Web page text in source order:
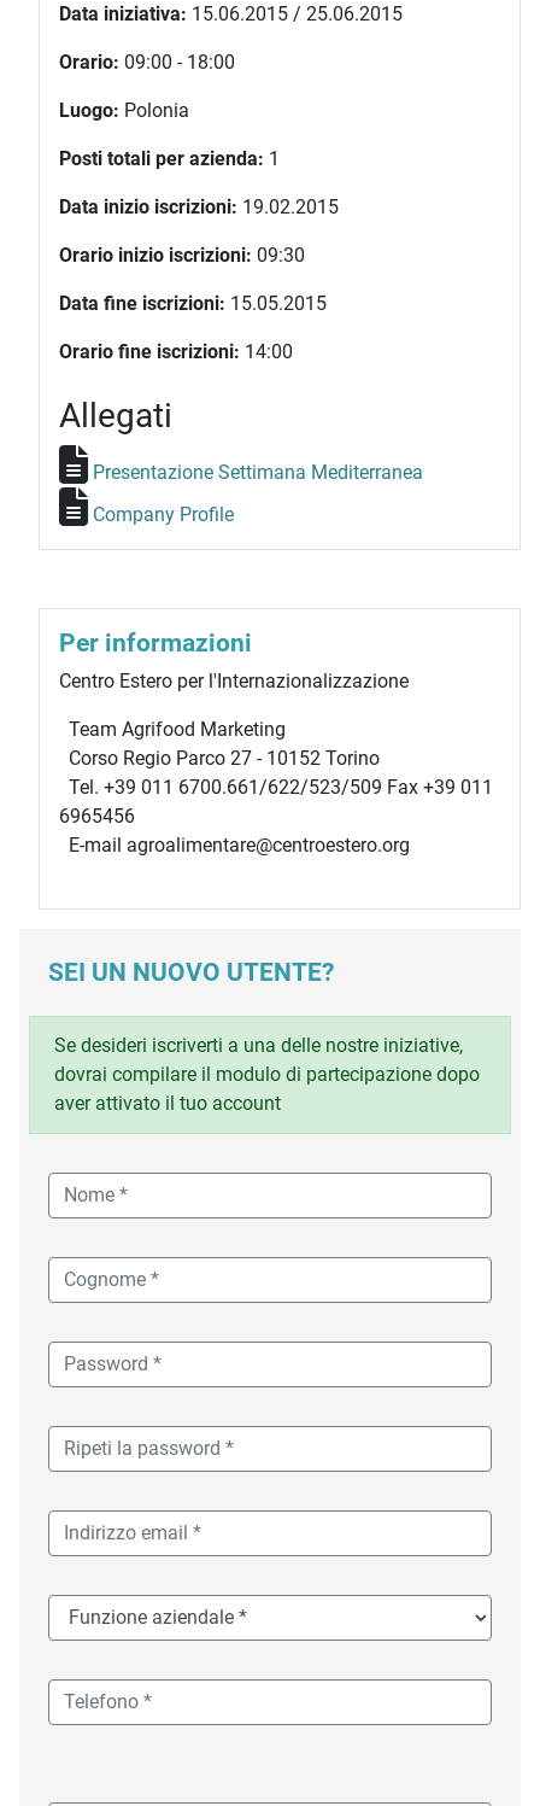
Data iniziativa: 15.06.2015 / 25.06.2015
Orario: 09:00 - 18:00
Luogo: Polonia
Posti totali per azienda: 1
Data inizio iscrizioni: 19.02.2015
Orario inizio iscrizioni: 09:30
Data fine iscrizioni: 15.05.2015
Orario fine iscrizioni: 14:00
Allegati
Presentazione Settimana Mediterranea
Company Profile
Per informazioni
Centro Estero per l'Internazionalizzazione
Team Agrifood Marketing
Corso Regio Parco 27 - 10152 Torino
Tel. +39 011 6700.661/622/523/509 Fax +39 011
6965456
E-mail agroalimentare@centroestero.org
SEI UN NUOVO UTENTE?
Se desideri iscriverti a una delle nostre iniziative,
dovrai compilare il modulo di partecipazione dopo
aver attivato il tuo account